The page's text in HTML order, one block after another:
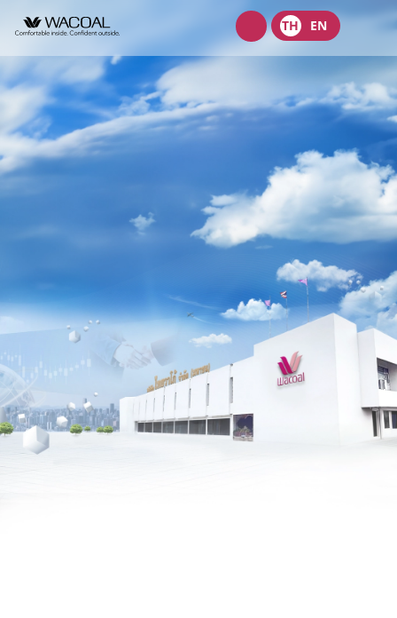
Wacoal
shop
TH EN
เกี่ยวกับเรา
วิสัยทัศน์ พันธกิจ และค่านิยม
ประวัติความเป็นมา
ลักษณะการประกอบธุรกิจ
คณะกรรมการ
ข้อบังคับบริษัท
ผลิตภัณฑ์
ชุดชั้นในสตรี
นักลงทุนสัมพันธ์
จุดเด่นทางการเงิน
ข้อมูลราคาหลักทรัพย์
ข้อมูลสำหรับผู้ถือหุ้น
ข่าวสารเพื่อนักลงทุน
ข้อมูลนำเสนอ
สอบถามข้อมูลนักลงทุน
การกำกับดูแลกิจการ
หลักการกำกับดูแลกิจการที่ดี
รายงานคณะกรรมการธรรมาภิบาลและการพัฒนาเพื่อความยั่งยืน
รายงานการปฎิบัติตามหลักการกำกับดูแลกิจการ
การต่อต้านคอร์รัปชัน
นโยบายการแจ้งเบาะแสหรือข้อร้องเรียน
นโยบายการกำกับดูแลบริษัทย่อยและบริษัทร่วม
นโยบายการสรรหากรรมการบริษัทและผู้บริหารระดับสูง
นโยบายการบริหารความเสี่ยง
นโยบายด้านภาษี
นโยบายด้านสิทธิมนุษยชน
ความยั่งยืน
นโยบายด้านสังคม
นโยบายด้านสิ่งแวดล้อม
การขับเคลื่อนธุรกิจเพื่อความยั่งยืน
การบริหารจัดการห่วงโซ่คุณค่าของธุรกิจ
สมัครงาน
ติดต่อ
บริษัท ไทยวาโก้ จำกัด (มหาชน)
บริษัท วาโก้ศรีราชา จำกัด
บริษัท วาโก้ลำพูน จำกัด
บริษัท วาโก้กบินทร์บุรี จำกัด